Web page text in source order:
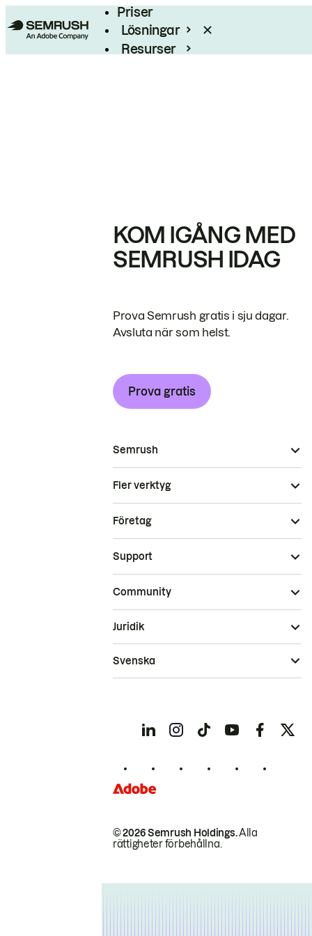
Priser
Lösningar
Resurser
KOM IGÅNG MED
SEMRUSH IDAG
Prova Semrush gratis i sju dagar.
Avsluta när som helst.
Prova gratis
Semrush
Fler verktyg
Företag
Support
Community
© 2026 Semrush Holdings.Alla
rättigheter förbehållna.
Juridik
Svenska